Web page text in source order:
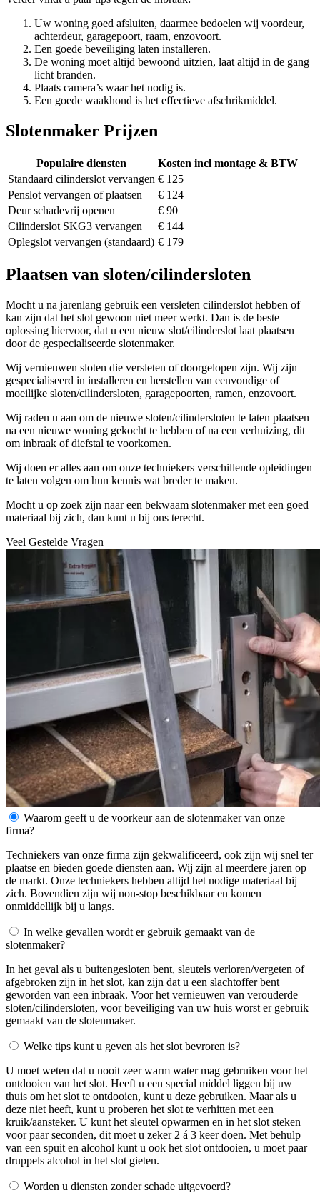
Uw woning goed afsluiten, daarmee bedoelen wij voordeur,
achterdeur, garagepoort, raam, enzovoort.
Een goede beveiliging laten installeren.
De woning moet altijd bewoond uitzien, laat altijd in de gang
licht branden.
Plaats camera’s waar het nodig is.
Een goede waakhond is het effectieve afschrikmiddel.
Slotenmaker Prijzen
Populaire diensten
Kosten incl montage & BTW
Standaard cilinderslot vervangen € 125
Penslot vervangen of plaatsen
€ 124
Deur schadevrij openen
€ 90
Cilinderslot SKG3 vervangen
€ 144
Oplegslot vervangen (standaard) € 179
Plaatsen van sloten/cilindersloten
Mocht u na jarenlang gebruik een versleten cilinderslot hebben of
kan zijn dat het slot gewoon niet meer werkt. Dan is de beste
oplossing hiervoor, dat u een nieuw slot/cilinderslot laat plaatsen
door de gespecialiseerde slotenmaker.
Wij vernieuwen sloten die versleten of doorgelopen zijn. Wij zijn
gespecialiseerd in installeren en herstellen van eenvoudige of
moeilijke sloten/cilindersloten, garagepoorten, ramen, enzovoort.
Wij raden u aan om de nieuwe sloten/cilindersloten te laten plaatsen
na een nieuwe woning gekocht te hebben of na een verhuizing, dit
om inbraak of diefstal te voorkomen.
Wij doen er alles aan om onze techniekers verschillende opleidingen
te laten volgen om hun kennis wat breder te maken.
Mocht u op zoek zijn naar een bekwaam slotenmaker met een goed
materiaal bij zich, dan kunt u bij ons terecht.
Veel Gestelde Vragen
Waarom geeft u de voorkeur aan de slotenmaker van onze
firma?
Techniekers van onze firma zijn gekwalificeerd, ook zijn wij snel ter
plaatse en bieden goede diensten aan. Wij zijn al meerdere jaren op
de markt. Onze techniekers hebben altijd het nodige materiaal bij
zich. Bovendien zijn wij non-stop beschikbaar en komen
onmiddellijk bij u langs.
In welke gevallen wordt er gebruik gemaakt van de
slotenmaker?
In het geval als u buitengesloten bent, sleutels verloren/vergeten of
afgebroken zijn in het slot, kan zijn dat u een slachtoffer bent
geworden van een inbraak. Voor het vernieuwen van verouderde
sloten/cilindersloten, voor beveiliging van uw huis worst er gebruik
gemaakt van de slotenmaker.
Welke tips kunt u geven als het slot bevroren is?
U moet weten dat u nooit zeer warm water mag gebruiken voor het
ontdooien van het slot. Heeft u een special middel liggen bij uw
thuis om het slot te ontdooien, kunt u deze gebruiken. Maar als u
deze niet heeft, kunt u proberen het slot te verhitten met een
kruik/aansteker. U kunt het sleutel opwarmen en in het slot steken
voor paar seconden, dit moet u zeker 2 á 3 keer doen. Met behulp
van een spuit en alcohol kunt u ook het slot ontdooien, u moet paar
druppels alcohol in het slot gieten.
Worden u diensten zonder schade uitgevoerd?